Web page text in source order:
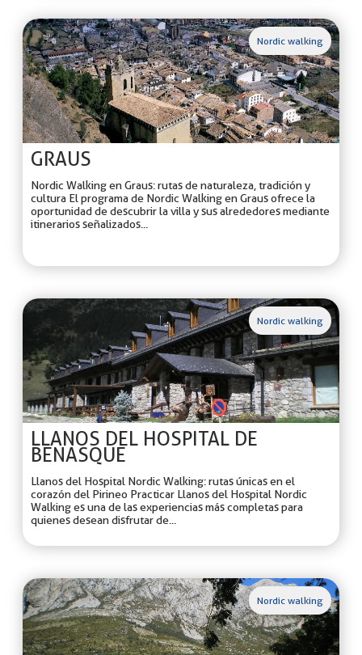
Nordic walking
GRAUS
Nordic Walking en Graus: rutas de naturaleza, tradición y
cultura El programa de Nordic Walking en Graus ofrece la
oportunidad de descubrir la villa y sus alrededores mediante
itinerarios señalizados...
Nordic walking
LLANOS DEL HOSPITAL DE
BENASQUE
Llanos del Hospital Nordic Walking: rutas únicas en el
corazón del Pirineo Practicar Llanos del Hospital Nordic
Walking es una de las experiencias más completas para
quienes desean disfrutar de...
Nordic walking